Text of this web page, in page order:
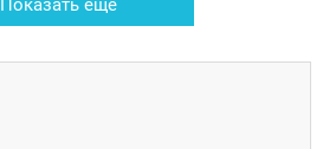
Показать ещё